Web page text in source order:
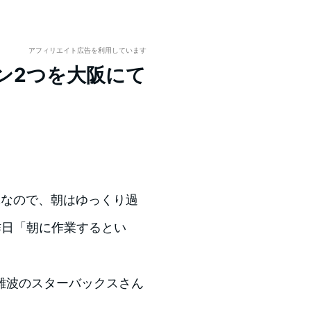
アフィリエイト広告を利用しています
2つを大阪にて
ので、朝はゆっくり過
「朝に作業するとい
波のスターバックスさん